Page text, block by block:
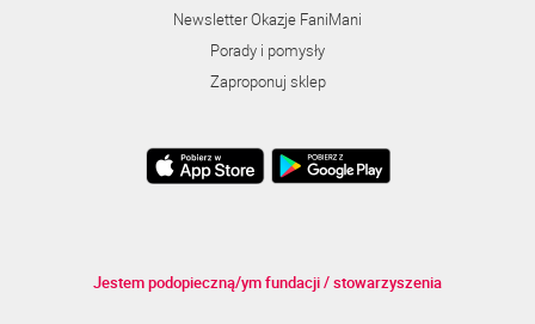
Newsletter Okazje FaniMani
Porady i pomysły
Zaproponuj sklep
Jestem podopieczną/ym fundacji / stowarzyszenia